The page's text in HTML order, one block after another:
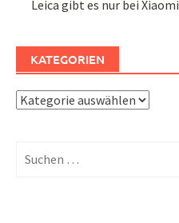
Leica gibt es nur bei Xiaomi
KATEGORIEN
Kategorien
nach: